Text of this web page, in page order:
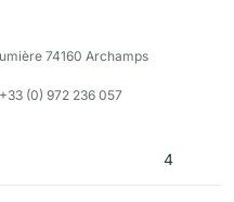
74160 Archamps
(0) 972 236 057
4